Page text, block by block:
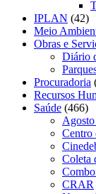
IPLAN (42)
Meio
Obras e
Diário
Procuradoria
Recursos
Saúde (466)
Centro
Coleta
CRAR